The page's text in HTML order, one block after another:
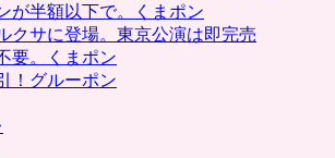
が半額以下で。くまポン
クサに登場。東京公演は即完売
要。くまポン
！グルーポン